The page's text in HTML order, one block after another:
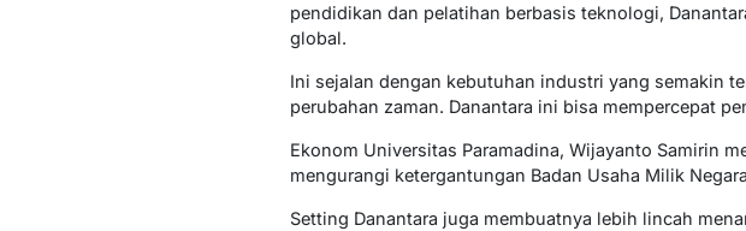
pendidikan dan pelatihan berbasis teknologi,
global.
Ini sejalan dengan kebutuhan industri yang semakin
perubahan zaman. Danantara ini bisa mempercepat
Ekonom Universitas Paramadina, Wijayanto Samirin
mengurangi ketergantungan Badan Usaha Milik
Setting Danantara juga membuatnya lebih lincah